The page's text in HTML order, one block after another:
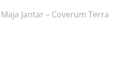
Maja Jantar – Coverum Terra